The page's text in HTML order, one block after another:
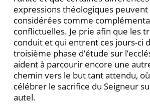
expressions théologiques
considérées comme
conflictuelles. Je prie afin que les
conduit et qui entrent ces jours-ci
troisième phase d’étude sur
aident à parcourir encore une
chemin vers le but tant attendu,
célébrer le sacrifice du Seigneur
autel.